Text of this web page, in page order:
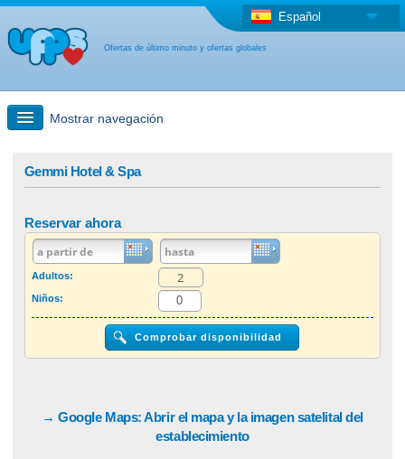
Ofertas de último minuto y ofertas globales
Español
Mostrar navegación
Oferta de última hora + Oferta global
otro país
Gemmi Hotel & Spa
Reservar ahora
Adultos:
Niños:
→ Google Maps: Abrir el mapa y la imagen satelital del
establecimiento